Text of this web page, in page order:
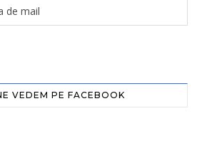
VEDEM PE FACEBOOK